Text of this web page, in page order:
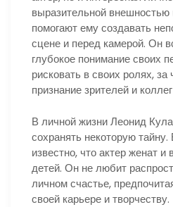
выразительной внешностью
помогают ему создавать
сцене и перед камерой. Он
глубокое понимание своих
рисковать в своих ролях, за
признание зрителей и
В личной жизни Леонид
сохранять некоторую
известно, что актер женат и
детей. Он не любит
личном счастье,
своей карьере и творчеству.